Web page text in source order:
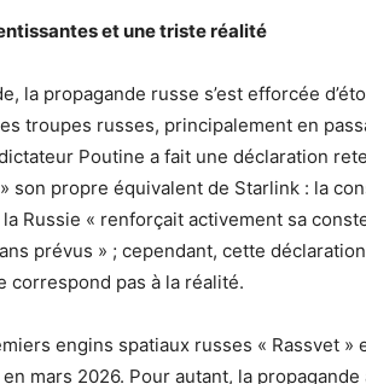
et une triste réalité
la propagande russe s’est efforcée
troupes russes, principalement en
Poutine a fait une déclaration
son propre équivalent de Starlink : la
Russie « renforçait activement sa
prévus » ; cependant, cette
correspond pas à la réalité.
engins spatiaux russes « Rassvet
mars 2026. Pour autant, la propagande